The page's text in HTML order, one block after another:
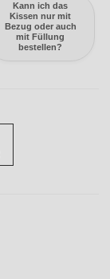
Kann ich das
Kissen nur mit
Bezug oder auch
mit Füllung
bestellen?